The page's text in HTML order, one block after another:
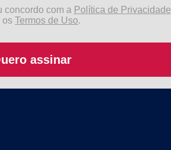
concordo com a Política de Privacidade
osTermos de Uso.
assinar